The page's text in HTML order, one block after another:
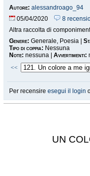
Autore: alessandroago_94
05/04/2020
8
Altra raccolta di
Genere: Generale, Poesia |
Tipo di coppia: Nessuna
Note: nessuna | Avvertimenti:
<<
Per recensire esegui il login
UN